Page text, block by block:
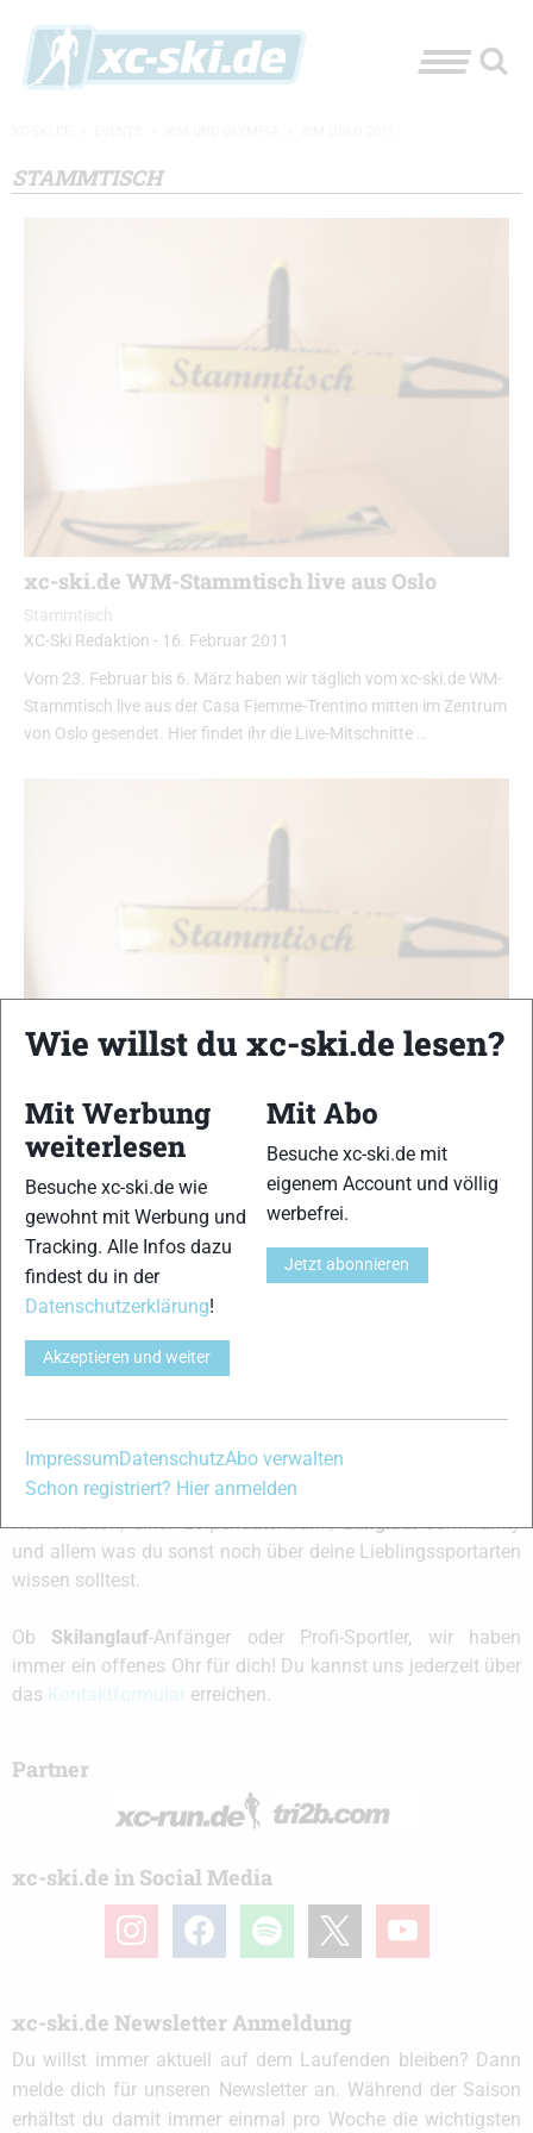
STAMMTISCH
xc-ski.de WM-Stammtisch live aus Oslo
Stammtisch
XC-Ski Redaktion - 16. Februar 2011
Vom 23. Februar bis 6. März haben wir täglich vom xc-ski.de WM-
Stammtisch live aus der Casa Fiemme-Trentino mitten im Zentrum
von Oslo gesendet. Hier findet ihr die Live-Mitschnitte …
Liveübertragung des xc-ski.de WM-
Stammtischs aus Oslo
Skilanglauf|Stammtisch
Top-News
XC-Ski Redaktion-10. Februar 2011
Der Saisonhöhepunkt 2011 rückt immer näher und nun ist es
aus Oslo senden und in einer lockeren Gesprächsrunde die
Geschehnisse aufarbeiten …
xc-ski.de ist DAS deutschsprachige Portal mit aktuellen
News aus dem Skilanglauf, Biathlon und der Nordischen
Kombination, einer Loipendatenbank,Langlauf-Community
und allem was du sonst noch über deine Lieblingssportarten
wissen solltest.
Ob Skilanglauf-Anfänger oder Profi-Sportler, wir haben
immer ein offenes Ohr für dich! Du kannst uns jederzeit über
das
erreichen.
Partner
xc-ski.de in Social Media
instagramfacebook spotify youtube
xc-ski.de Newsletter Anmeldung
Du willst immer aktuell auf dem Laufenden bleiben? Dann
melde dich für unseren Newsletter an. Während der Saison
erhältst du damit immer einmal pro Woche die wichtigsten
Wie willst du xc-ski.de lesen?
Mit Werbung
weiterlesen
Besuche xc-ski.de wie
gewohnt mit Werbung und
Tracking. Alle Infos dazu
findest du in der
Datenschutzerklärung!
Akzeptieren und weiter
Mit Abo
Besuche xc-ski.de mit
eigenem Account und völlig
werbefrei.
Jetzt abonnieren
Impressum DatenschutzAbo verwalten
Schon registriert? Hier anmelden